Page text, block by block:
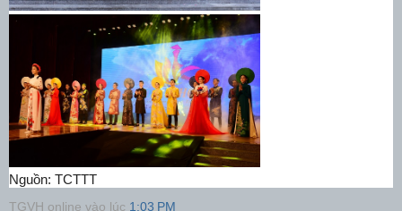
Nguồn: TCTTT
TGVH online vào lúc 1:03 PM